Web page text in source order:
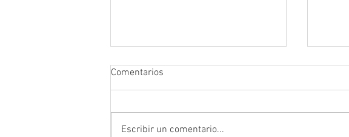
Comentarios
Escribir un comentario...